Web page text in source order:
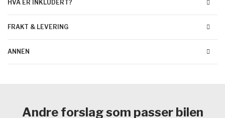
HVA ER INKLUDERT?
FRAKT & LEVERING
ANNEN
Andre forslag som passer bilen